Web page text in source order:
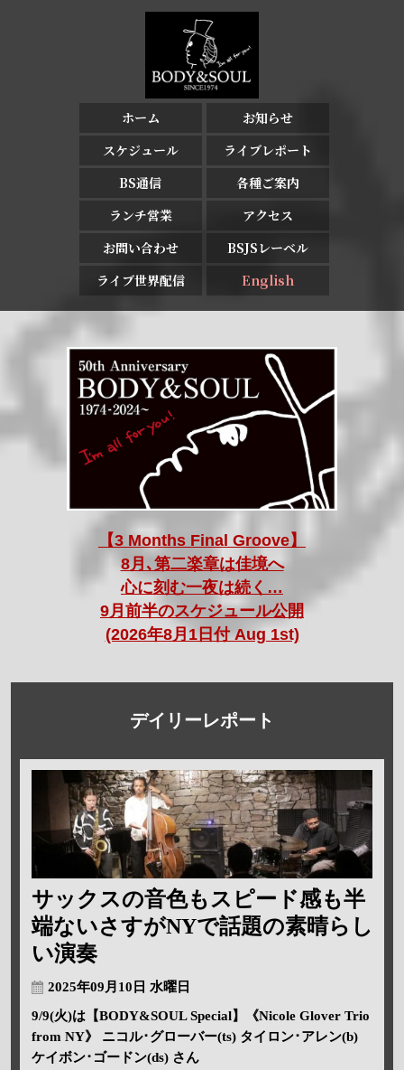
ホーム
お知らせ
スケジュール
ライブレポート
BS通信
各種ご案内
ランチ営業
アクセス
お問い合わせ
BSJSレーベル
ライブ世界配信
English
【3 Months Final Groove】
8月､第二楽章は佳境へ
心に刻む一夜は続く…
9月前半のスケジュール公開
(2026年8月1日付 Aug 1st)
デイリーレポート
サックスの音色もスピード感も半
端ないさすがNYで話題の素晴らし
い演奏
2025年09月10日 水曜日
9/9(火)は【BODY&SOUL Special】《Nicole Glover Trio
from NY》 ニコル･グローバー(ts) タイロン･アレン(b)
ケイボン･ゴードン(ds) さん